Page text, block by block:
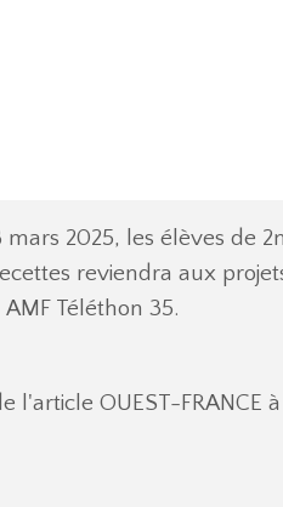
mars 2025, les élèves de
reviendra aux
AMF Téléthon 35.
l'article OUEST-FRANCE